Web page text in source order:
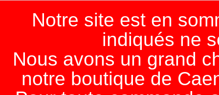
Notre site est en
indiqués ne
Nous avons un grand
notre boutique de